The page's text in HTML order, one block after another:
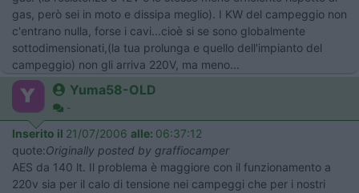
gas, però sei in moto e dissipa meglio). I KW del campeggio non
c'entrano nulla, forse i cavi...cioè si se sono globalmente
sottodimensionati,(la tua prolunga e quello dell'impianto del
campeggio) non gli arriva 220V, ma meno...
Yuma58-OLD
-
Inserito il 21/07/2006 alle: 06:37:12
quote:Originally posted by graffiocamper
AES da 140 lt. Il problema è maggiore con il funzionamento a
220v sia per il calo di tensione nei campeggi che per i nostri